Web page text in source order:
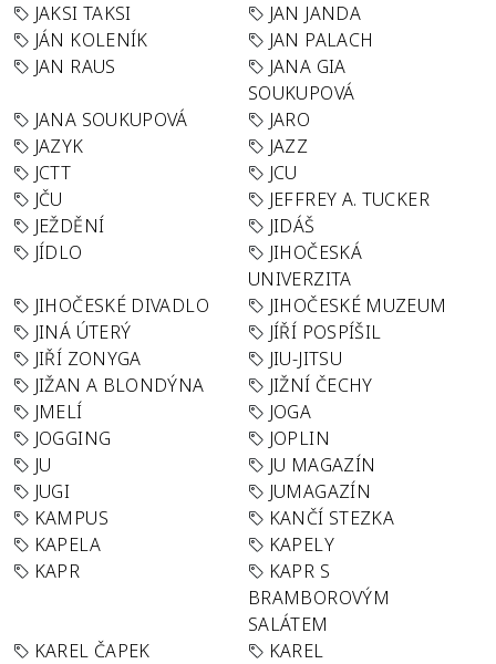
JAKSI TAKSI
JAN JANDA
JÁN KOLENÍK
JAN PALACH
JAN RAUS
JANA GIA
SOUKUPOVÁ
JANA SOUKUPOVÁ
JARO
JAZYK
JAZZ
JCTT
JCU
JČU
JEFFREY A. TUCKER
JEŽDĚNÍ
JIDÁŠ
JÍDLO
JIHOČESKÁ
UNIVERZITA
JIHOČESKÉ DIVADLO
JIHOČESKÉ MUZEUM
JINÁ ÚTERÝ
JÍŘÍ POSPÍŠIL
JIŘÍ ZONYGA
JIU-JITSU
JIŽAN A BLONDÝNA
JIŽNÍ ČECHY
JMELÍ
JOGA
JOGGING
JOPLIN
JU
JU MAGAZÍN
JUGI
JUMAGAZÍN
KAMPUS
KANČÍ STEZKA
KAPELA
KAPELY
KAPR
KAPR S
BRAMBOROVÝM
SALÁTEM
KAREL ČAPEK
KAREL